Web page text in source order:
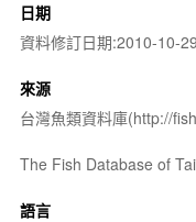
日期
資料修訂日期:2010-10-
來源
台灣魚類資料庫(http://
The Fish Database of
語言